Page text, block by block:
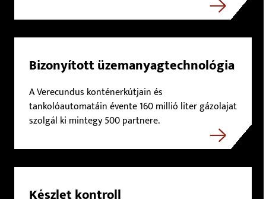
Bizonyított üzemanyagtechnológia
A Verecundus konténerkútjain és
tankolóautomatáin évente 160 millió liter gázolajat
szolgál ki mintegy 500 partnere.